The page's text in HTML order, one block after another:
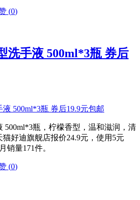
(0)
洗手液 500ml*3瓶 券后
500ml*3瓶，柠檬香型，温和滋润，清
好迪旗舰店报价24.9元，使用5元
销量171件。
(0)